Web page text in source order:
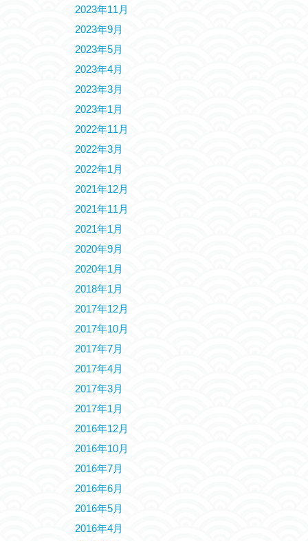
2023年11月
2023年9月
2023年5月
2023年4月
2023年3月
2023年1月
2022年11月
2022年3月
2022年1月
2021年12月
2021年11月
2021年1月
2020年9月
2020年1月
2018年1月
2017年12月
2017年10月
2017年7月
2017年4月
2017年3月
2017年1月
2016年12月
2016年10月
2016年7月
2016年6月
2016年5月
2016年4月